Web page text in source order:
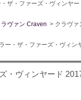
ザ・ファーズ・ヴィンヤ
ラヴァン Craven > クラヴァ
ー・ザ・ファーズ・ヴィ
・ヴィンヤード